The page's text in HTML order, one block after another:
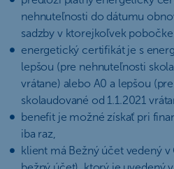
nehnuteľnosti do dátumu
sadzby v ktorejkoľvek pobočke
energetický certifikát je s
lepšou (pre nehnuteľnosti
vrátane) alebo A0 a lepšou
skolaudované od 1.1.2021
benefit je možné získať pri
iba raz,
klient má Bežný účet vedený